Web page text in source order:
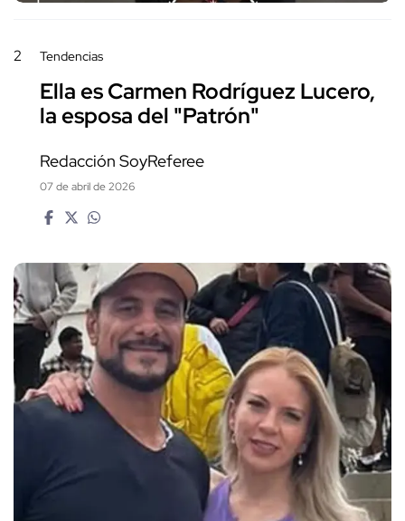
2 Tendencias
Ella es Carmen Rodríguez Lucero,
la esposa del "Patrón"
Redacción SoyReferee
07 de abril de 2026